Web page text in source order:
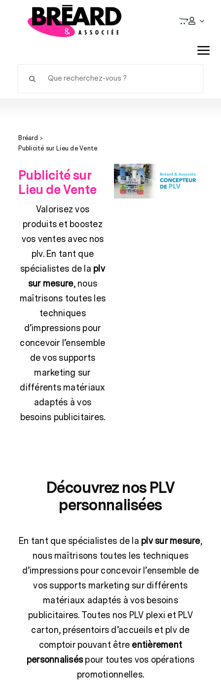
L’avant salon
Matériel d’exposition
Publicité sur Lieu de Vente
Signalétique
Sécurité
Bréard
Publicité sur Lieu de Vente
Publicité sur
Lieu de Vente
Valorisez vos
produits et boostez
vos ventes avec nos
plv. En tant que
spécialistes de la plv
sur mesure, nous
maîtrisons toutes les
techniques
d’impressions pour
concevoir l’ensemble
de vos supports
marketing sur
différents matériaux
adaptés à vos
besoins publicitaires.
Découvrez nos PLV
personnalisées
En tant que spécialistes de la plv sur mesure,
nous maîtrisons toutes les techniques
d’impressions pour concevoir l’ensemble de
vos supports marketing sur différents
matériaux adaptés à vos besoins
publicitaires. Toutes nos PLV plexi et PLV
carton, présentoirs d’accueils et plv de
comptoir pouvant être entièrement
personnaliséspour toutes vos opérations
promotionnelles.